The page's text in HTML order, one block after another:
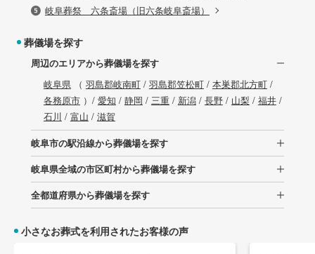
岐阜葬祭 六条斎場（旧六条岐阜斎場）
葬儀場を探す
周辺のエリアから葬儀場を探す
岐阜県（ 羽島郡岐南町/ 羽島郡笠松町/ 本巣郡北方町/
各務原市）/ 愛知 / 静岡 / 三重/ 新潟/ 長野/ 山梨 / 福井/
石川 / 富山 / 滋賀
岐阜市の駅沿線から葬儀場を探す
岐阜県全域の市区町村から葬儀場を探す
全都道府県から葬儀場を探す
小さなお葬式を利用されたお客様の声